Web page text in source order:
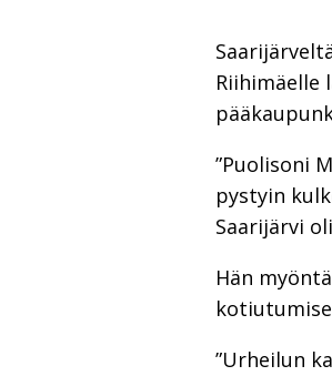
Riihimäelle
”Puolisoni
pystyin
Saarijärvi
Hän
”Urheilun